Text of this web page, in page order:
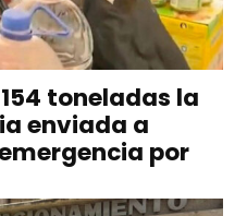
toneladas la
enviada a
por